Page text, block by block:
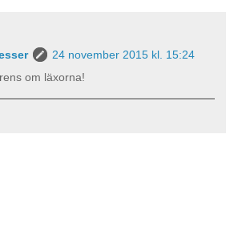
24 november 2015 kl. 15:24
om läxorna!